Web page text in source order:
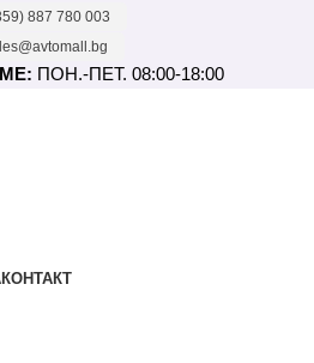
887 780 003
ПОН.-ПЕТ. 08:00-18:00
КОНТАКТ